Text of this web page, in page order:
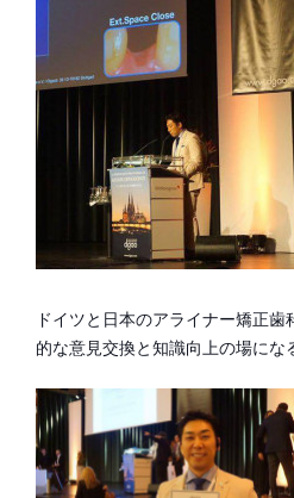
ドイツと日本のアライナー矯正
的な意見交換と知識向上の場にな